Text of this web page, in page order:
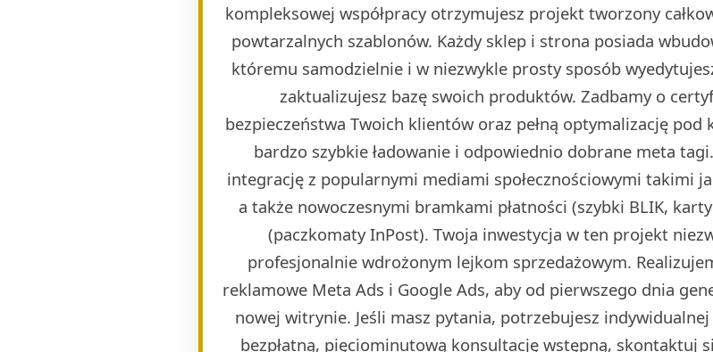
kompleksowej współpracy otrzymujesz projekt tworzony
powtarzalnych szablonów. Każdy sklep i strona posiada
któremu samodzielnie i w niezwykle prosty sposób
zaktualizujesz bazę swoich produktów. Zadbamy o
bezpieczeństwa Twoich klientów oraz pełną optymalizację
bardzo szybkie ładowanie i odpowiednio dobrane meta
integrację z popularnymi mediami społecznościowymi takimi
a także nowoczesnymi bramkami płatności (szybki BLIK,
(paczkomaty InPost). Twoja inwestycja w ten projekt
profesjonalnie wdrożonym lejkom sprzedażowym.
reklamowe Meta Ads i Google Ads, aby od pierwszego dnia
nowej witrynie. Jeśli masz pytania, potrzebujesz
bezpłatną, pięciominutową konsultację wstępną, skontaktuj